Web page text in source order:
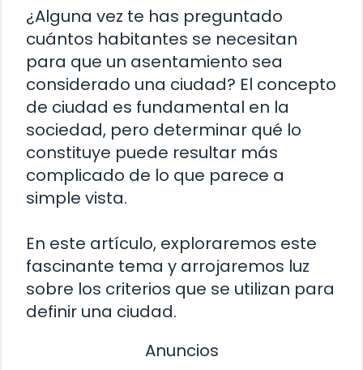
¿Alguna vez te has preguntado
cuántos habitantes se necesitan
para que un asentamiento sea
considerado una ciudad? El concepto
de ciudad es fundamental en la
sociedad, pero determinar qué lo
constituye puede resultar más
complicado de lo que parece a
simple vista.
En este artículo, exploraremos este
fascinante tema y arrojaremos luz
sobre los criterios que se utilizan para
definir una ciudad.
Anuncios